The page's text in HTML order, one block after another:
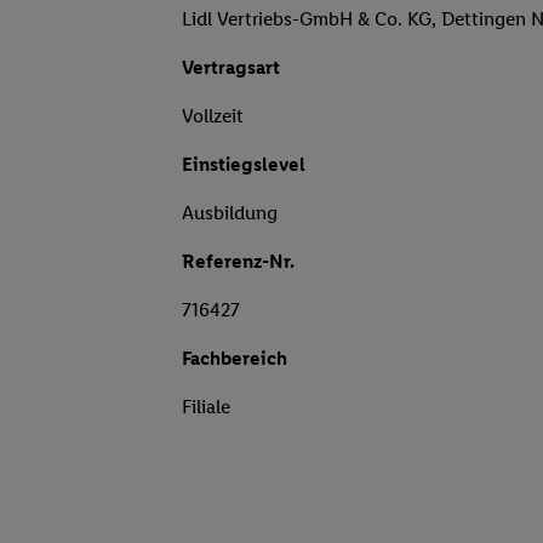
Lidl Vertriebs-GmbH & Co. KG, Dettingen
Vertragsart
Vollzeit
Einstiegslevel
Ausbildung
Referenz-Nr.
716427
Fachbereich
Filiale